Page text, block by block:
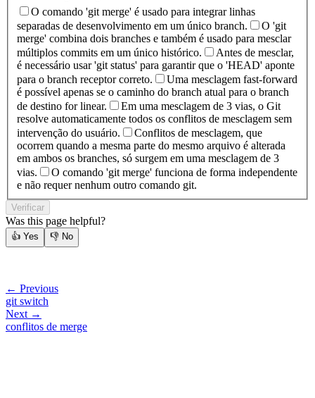
O comando 'git merge' é usado para integrar linhas
separadas de desenvolvimento em um único branch.
O 'git
merge' combina dois branches e também é usado para mesclar
múltiplos commits em um único histórico.
Antes de mesclar,
é necessário usar 'git status' para garantir que o 'HEAD' aponte
para o branch receptor correto.
Uma mesclagem fast-forward
é possível apenas se o caminho do branch atual para o branch
de destino for linear.
Em uma mesclagem de 3 vias, o Git
resolve automaticamente todos os conflitos de mesclagem sem
intervenção do usuário.
Conflitos de mesclagem, que
ocorrem quando a mesma parte do mesmo arquivo é alterada
em ambos os branches, só surgem em uma mesclagem de 3
vias.
O comando 'git merge' funciona de forma independente
e não requer nenhum outro comando git.
Verificar
Was this page helpful?
👍 Yes 👎 No
← Previous
git switch
Next →
conflitos de merge